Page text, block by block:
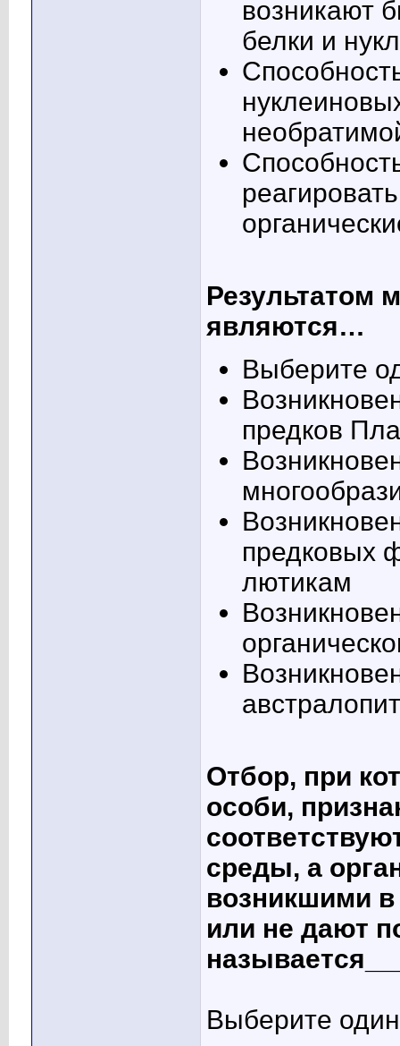
возникают
белки и
Результатом
являются…
Выберите
предков
предковых
лютикам
Отбор, при
особи,
среды, а
возникшими в
или не дают
Выберите